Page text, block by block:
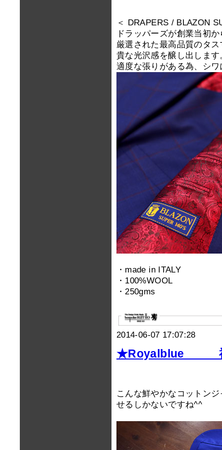
＜ DRAPERS / BLAZON
ドラッパーズが創業当初
厳選された最高品質のタ
貴な光沢感を醸し出します
適度な張りがある為、シ
・made in ITALY
・100%WOOL
・250gms
2014-06-07 17:07:28
★Royalblue 福
こんな鮮やかなコットン
せるしかないですね^^